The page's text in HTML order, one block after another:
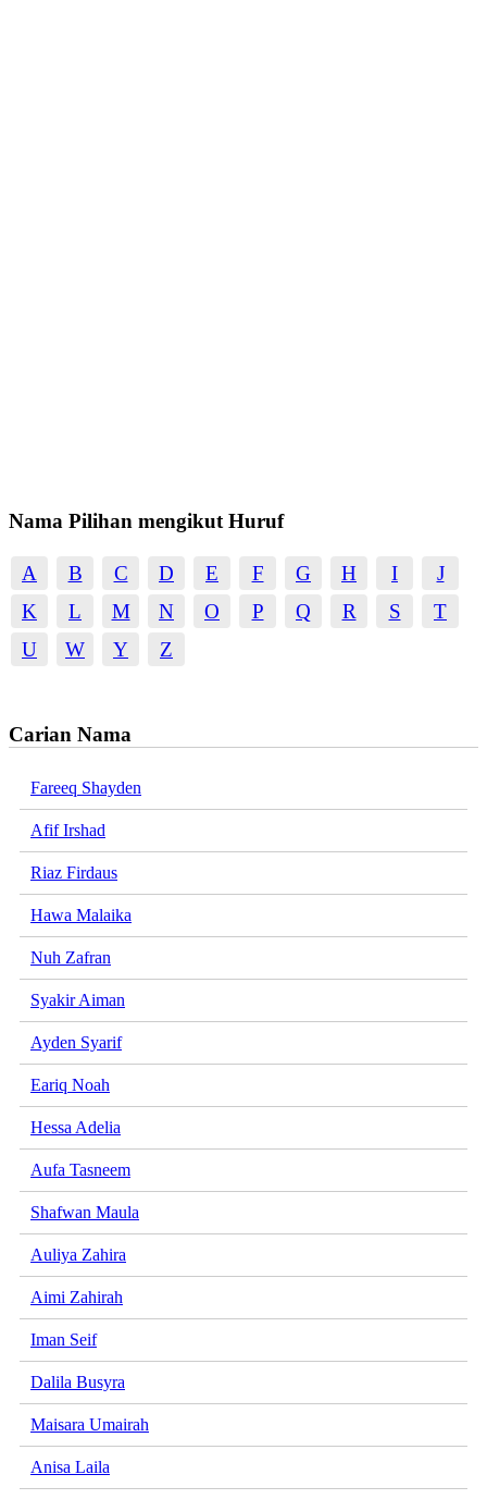
Nama Pilihan mengikut Huruf
A B C D E F G H I
J
K
L M N O P Q R S
T
U
W Y Z
Carian Nama
Fareeq Shayden
Afif Irshad
Riaz Firdaus
Hawa Malaika
Nuh Zafran
Syakir Aiman
Ayden Syarif
Eariq Noah
Hessa Adelia
Aufa Tasneem
Shafwan Maula
Auliya Zahira
Aimi Zahirah
Iman Seif
Dalila Busyra
Maisara Umairah
Anisa Laila